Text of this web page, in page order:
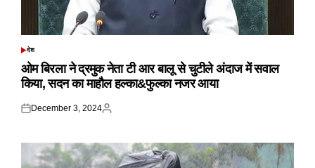
POSTED
देश
ओम बिरला ने द्रमुक नेता टी आर बालू से चुटीले अंदाज में सवाल
किया, सदन का माहौल हल्का&फुल्का नजर आया
Posted
December 3, 2024
Posted